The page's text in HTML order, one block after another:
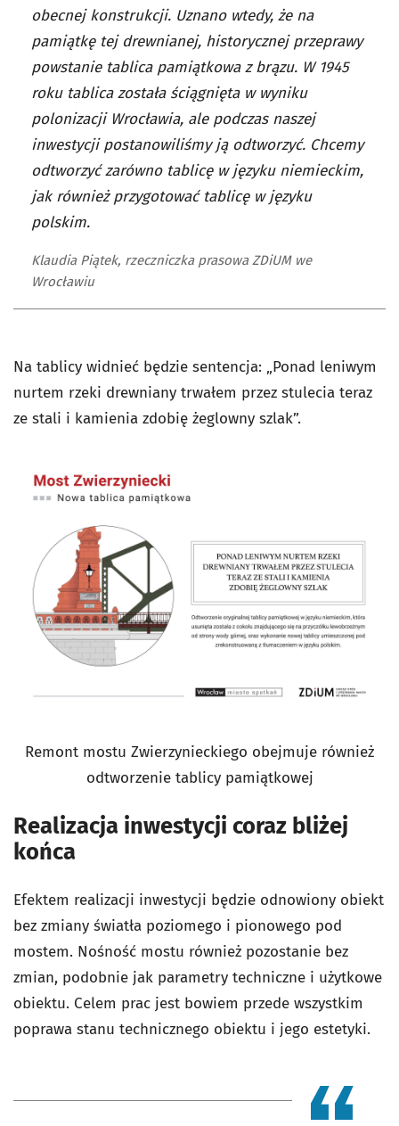
obecnej konstrukcji. Uznano wtedy, że na
pamiątkę tej drewnianej, historycznej przeprawy
powstanie tablica pamiątkowa z brązu. W 1945
roku tablica została ściągnięta w wyniku
polonizacji Wrocławia, ale podczas naszej
inwestycji postanowiliśmy ją odtworzyć. Chcemy
odtworzyć zarówno tablicę w języku niemieckim,
jak również przygotować tablicę w języku
polskim.
Klaudia Piątek, rzeczniczka prasowa ZDiUM we
Wrocławiu
Na tablicy widnieć będzie sentencja: „Ponad leniwym
nurtem rzeki drewniany trwałem przez stulecia teraz
ze stali i kamienia zdobię żeglowny szlak”.
Remont mostu Zwierzynieckiego obejmuje również
odtworzenie tablicy pamiątkowej
Realizacja inwestycji coraz bliżej
końca
Efektem realizacji inwestycji będzie odnowiony obiekt
bez zmiany światła poziomego i pionowego pod
mostem. Nośność mostu również pozostanie bez
zmian, podobnie jak parametry techniczne i użytkowe
obiektu. Celem prac jest bowiem przede wszystkim
poprawa stanu technicznego obiektu i jego estetyki.